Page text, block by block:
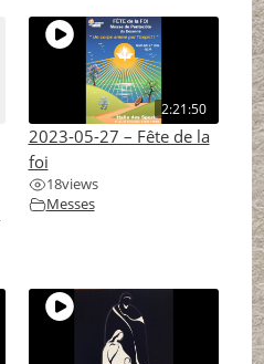
2:21:50
2023-05-27 – Fête de la
foi
18views
Messes